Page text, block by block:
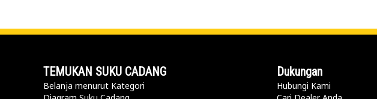
TEMUKAN SUKU CADANG
Belanja menurut Kategori
Dukungan
Hubungi Kami